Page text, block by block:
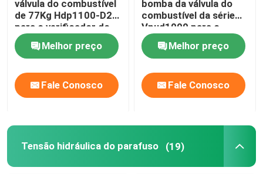
Tensão hidráulica do parafuso
Cilindro hidráulico Jack
chaves de torque hidráulicas
Chave de torque pneumática
Chaves de torque elétricas
válvula do combustível
de 77Kg Hdp1100-D2
para o verificador do
motor diesel do CCM
Meb Mec MkMelhor preço
Fale Conosco
bomba da válvula do
combustível da série
Vpud1000 para o
motor diesel do CCM
Meb Mec MkMelhor preço
Fale Conosco
Tensão hidráulica do parafuso (19)